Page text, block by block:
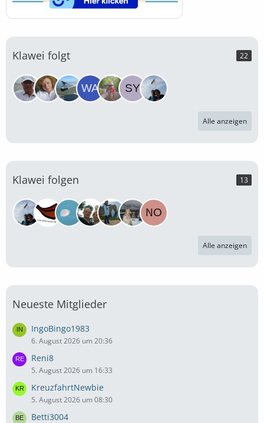
Klawei folgt 22
Alle anzeigen
Klawei folgen 13
Alle anzeigen
Neueste Mitglieder
IngoBingo1983
6. August 2026 um 20:36
Reni8
5. August 2026 um 16:33
KreuzfahrtNewbie
5. August 2026 um 08:30
Betti3004